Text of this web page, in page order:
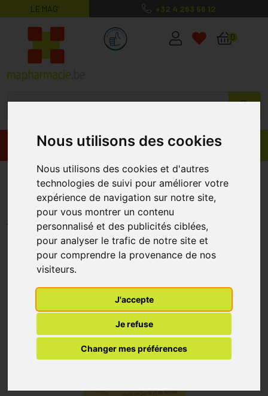
Nous utilisons des cookies
Nous utilisons des cookies et d'autres
technologies de suivi pour améliorer votre
expérience de navigation sur notre site,
pour vous montrer un contenu
personnalisé et des publicités ciblées,
pour analyser le trafic de notre site et
pour comprendre la provenance de nos
visiteurs.
J'accepte
Je refuse
Changer mes préférences
LE MAG’ +32 4 263 56 12
MaPharmacie.be ma santé, mes
0
Promos Produits
Pranarom Nigelle Huile Veg 6848
50 Ml
PRANAROM
%